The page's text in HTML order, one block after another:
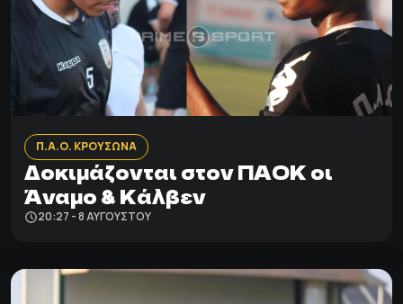
Π.Α.Ο. ΚΡΟΥΣΩΝΑ
Δοκιμάζονται στον ΠΑΟΚ οι
Άναμο & Κάλβεν
20:27 - 8 ΑΥΓΟΎΣΤΟΥ